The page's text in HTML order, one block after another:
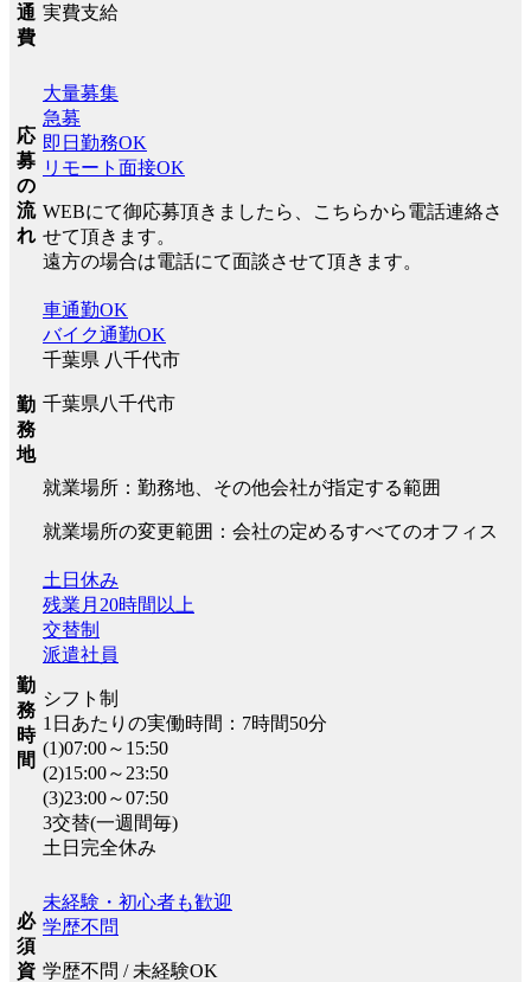
通
費
実費支給
応
募
の
流
れ
大量募集
急募
即日勤務OK
リモート面接OK
WEBにて御応募頂きましたら、こちらから電話連絡さ
せて頂きます。
遠方の場合は電話にて面談させて頂きます。
勤
務
地
車通勤OK
バイク通勤OK
千葉県 八千代市
千葉県八千代市
就業場所：勤務地、その他会社が指定する範囲
就業場所の変更範囲：会社の定めるすべてのオフィス
勤
務
時
間
土日休み
残業月20時間以上
交替制
派遣社員
シフト制
1日あたりの実働時間：7時間50分
(1)07:00～15:50
(2)15:00～23:50
(3)23:00～07:50
3交替(一週間毎)
土日完全休み
必
須
資
未経験・初心者も歓迎
学歴不問
学歴不問 / 未経験OK